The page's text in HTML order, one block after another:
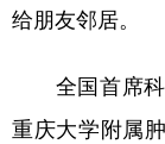
给朋友邻居。
全国首席科
重庆大学附属